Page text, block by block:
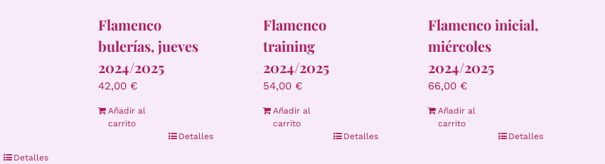
Detalles
Flamenco
bulerías, jueves
2024/2025
42,00 €
Añadir al
carrito
Detalles
Flamenco
training
2024/2025
54,00 €
Añadir al
carrito
Detalles
Flamenco inicial,
miércoles
2024/2025
66,00 €
Añadir al
carrito
Detalles